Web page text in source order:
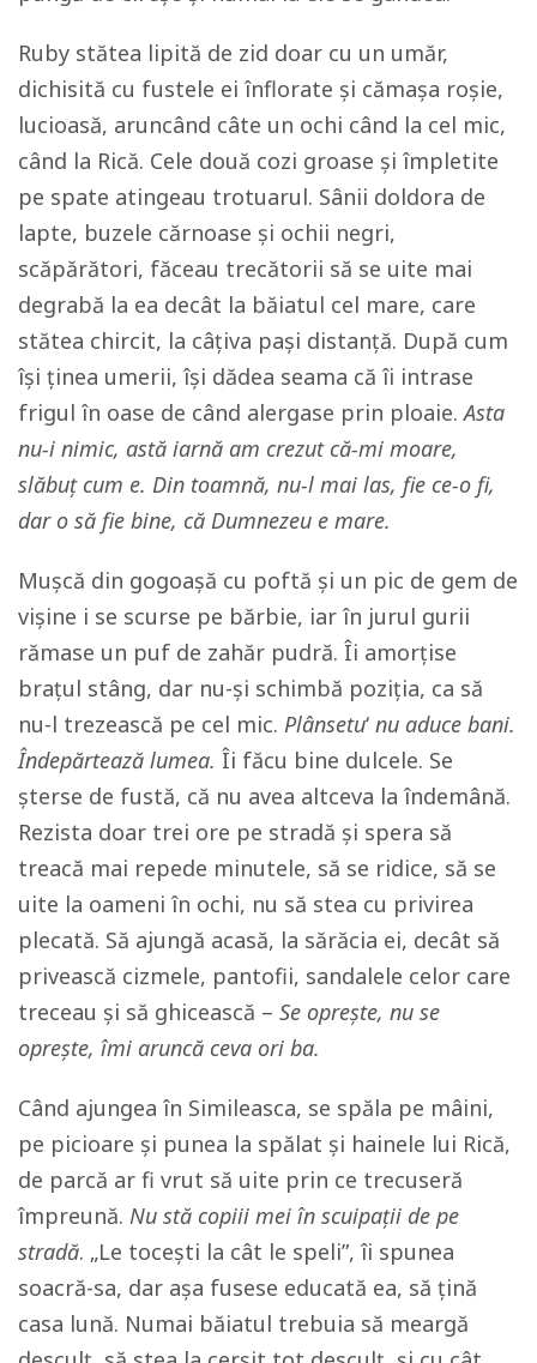
Ruby stătea lipită de zid doar cu un umăr,
dichisită cu fustele ei înflorate și cămașa roșie,
lucioasă, aruncând câte un ochi când la cel mic,
când la Rică. Cele două cozi groase și împletite
pe spate atingeau trotuarul. Sânii doldora de
lapte, buzele cărnoase și ochii negri,
scăpărători, făceau trecătorii să se uite mai
degrabă la ea decât la băiatul cel mare, care
stătea chircit, la câțiva pași distanță. După cum
își ținea umerii, își dădea seama că îi intrase
frigul în oase de când alergase prin ploaie.Asta
nu-i nimic, astă iarnă am crezut că-mi moare,
slăbuț cum e. Din toamnă, nu-l mai las, fie ce-o fi,
dar o să fie bine, că Dumnezeu e mare.
Mușcă din gogoașă cu poftă și un pic de gem de
vișine i se scurse pe bărbie, iar în jurul gurii
rămase un puf de zahăr pudră. Îi amorțise
brațul stâng, dar nu-și schimbă poziția, ca să
nu-l trezească pe cel mic. Plânsetu‘ nu aduce bani.
Îndepărtează lumea. Îi făcu bine dulcele. Se
șterse de fustă, că nu avea altceva la îndemână.
Rezista doar trei ore pe stradă și spera să
treacă mai repede minutele, să se ridice, să se
uite la oameni în ochi, nu să stea cu privirea
plecată. Să ajungă acasă, la sărăcia ei, decât să
privească cizmele, pantofii, sandalele celor care
treceau și să ghicească – Se oprește, nu se
oprește, îmi aruncă ceva ori ba.
Când ajungea în Simileasca, se spăla pe mâini,
pe picioare și punea la spălat și hainele lui Rică,
de parcă ar fi vrut să uite prin ce trecuseră
împreună. Nu stă copiii mei în scuipații de pe
stradă. „Le tocești la cât le speli”, îi spunea
soacră-sa, dar așa fusese educată ea, să țină
casa lună. Numai băiatul trebuia să meargă